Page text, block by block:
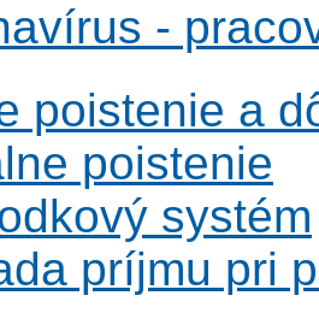
-
poistenie a
poistenie
systém
príjmu pri